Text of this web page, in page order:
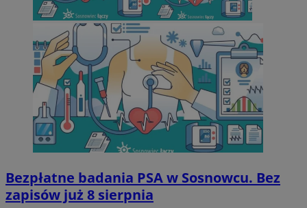
Bezpłatne badania PSA w Sosnowcu. Bez
zapisów już 8 sierpnia